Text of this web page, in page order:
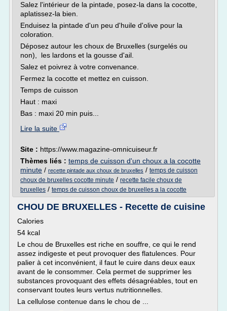
Salez l'intérieur de la pintade, posez-la dans la cocotte,
aplatissez-la bien.
Enduisez la pintade d'un peu d'huile d'olive pour la
coloration.
Déposez autour les choux de Bruxelles (surgelés ou
non), les lardons et la gousse d'ail.
Salez et poivrez à votre convenance.
Fermez la cocotte et mettez en cuisson.
Temps de cuisson
Haut : maxi
Bas : maxi 20 min puis...
Lire la suite
Site : https://www.magazine-omnicuiseur.fr
Thèmes liés : temps de cuisson d'un choux a la cocotte
minute / recette pintade aux choux de bruxelles / temps de cuisson
choux de bruxelles cocotte minute / recette facile choux de
bruxelles / temps de cuisson choux de bruxelles a la cocotte
CHOU DE BRUXELLES - Recette de cuisine
Calories
54 kcal
Le chou de Bruxelles est riche en souffre, ce qui le rend
assez indigeste et peut provoquer des flatulences. Pour
palier à cet inconvénient, il faut le cuire dans deux eaux
avant de le consommer. Cela permet de supprimer les
substances provoquant des effets désagréables, tout en
conservant toutes leurs vertus nutritionnelles.
La cellulose contenue dans le chou de ...